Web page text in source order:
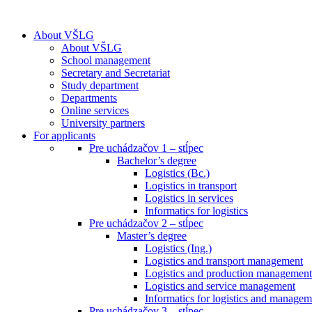
About VŠLG
About VŠLG
School management
Secretary and Secretariat
Study department
Departments
Online services
University partners
For applicants
Pre uchádzačov 1 – stĺpec
Bachelor’s degree
Logistics (Bc.)
Logistics in transport
Logistics in services
Informatics for logistics
Pre uchádzačov 2 – stĺpec
Master’s degree
Logistics (Ing.)
Logistics and transport management
Logistics and production management
Logistics and service management
Informatics for logistics and